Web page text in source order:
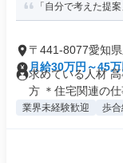
「自分で考えた提
〒441-8077愛知
月給30万円～45万
求めている人材
方 ＊住宅関連の仕
業界未経験歓迎 歩合